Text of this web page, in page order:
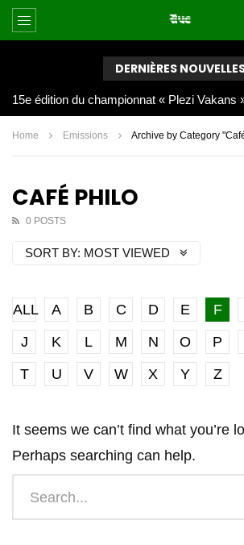
DERNIÈRES
Home Emissions Archive by Category
CAFÉ PHILO
0 POSTS
SORT BY: MOST VIEWED
ALL A B C D E F
J
K L M N O P
T
U V W X Y Z
It seems we can’t find what you’re
Perhaps searching can help.